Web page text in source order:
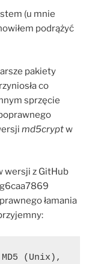
(u mnie
podrążyć
pakiety
co
sprzęcie
md5cryptw
wersji z GitHub
łamania
(Unix),